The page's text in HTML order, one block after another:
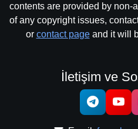
contents are provided by non-
of any copyright issues,
or contact pageand it will
İletişim ve